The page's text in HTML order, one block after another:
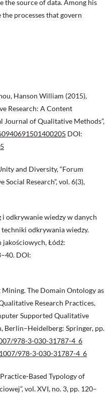
the source of data. Among his
processes that govern
Hanson William (2015),
Research: A Content
Journal of Qualitative Methods”,
DOI:
and Diversity, “Forum
Research”, vol. 6(3),
i odkrywanie wiedzy w danych
odkrywania wiedzy.
jakościowych, Łódź:
DOI:
The Domain Ontology as
Research Practices,
Supported Qualitative
Berlin–Heidelberg: Springer, pp.
978-3-030-31787-4_6
978-3-030-31787-4_6
Based Typology of
vol. XVI, no. 3, pp. 120–